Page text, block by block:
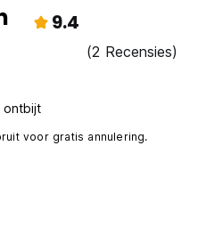
9.4
(2 Recensies)
ontbijt‎
voor gratis annulering.